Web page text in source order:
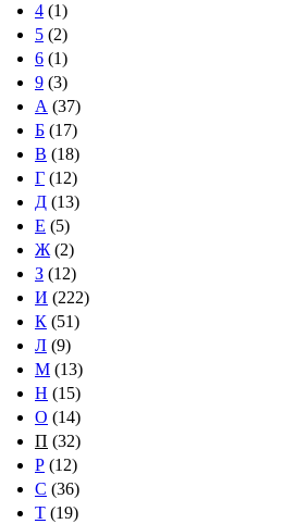
4 (1)
5 (2)
6 (1)
9 (3)
А (37)
Б (17)
В (18)
Г (12)
Д (13)
Е (5)
Ж (2)
З (12)
И (222)
К (51)
Л (9)
М (13)
Н (15)
О (14)
П (32)
Р (12)
С (36)
Т (19)